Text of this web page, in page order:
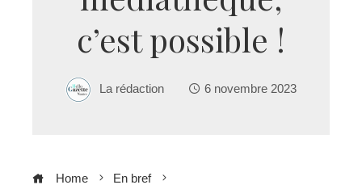
c’est possible !
La rédaction 6 novembre 2023
Home
En bref